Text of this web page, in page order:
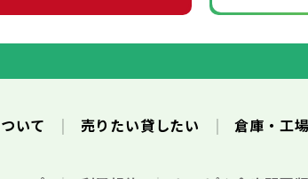
いて 売りたい貸したい 倉庫・工